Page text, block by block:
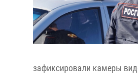
зафиксировали камеры